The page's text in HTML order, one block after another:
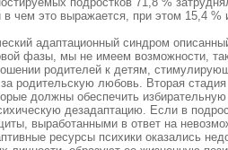
чем это выражается, при этом 15,4 %
адаптационный синдром
фазы, мы не имеем возможности,
родителей к детям,
родительскую любовь. Вторая
должны обеспечить избирательную
дезадаптацию. Если в
выработанными в ответ на
ресурсы психики оказались